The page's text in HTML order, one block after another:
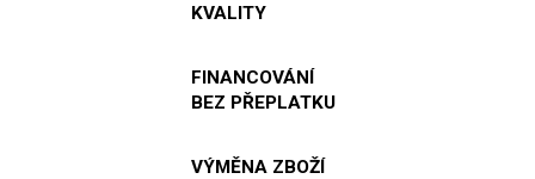
KVALITY
FINANCOVÁNÍ
BEZ PŘEPLATKU
VÝMĚNA ZBOŽÍ